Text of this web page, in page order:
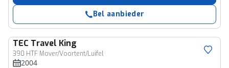
Bel aanbieder
TEC Travel King
390 HTF Mover/Voortent/Luifel
2004